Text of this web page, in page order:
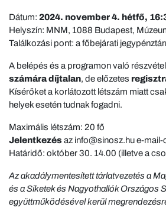
Dátum: 2024. november 4. hétfő,
Helyszín: MNM, 1088 Budapest,
Találkozási pont: a főbejárati
A belépés és a programon való részvétel
számára díjtalan, de előzetes
Kísérőket a korlátozott létszám miatt
helyek esetén tudnak fogadni.
Maximális létszám: 20 fő
Jelentkezésaz info@sinosz.hu e-mail-
Határidő: október 30. 14.00 (illetve a
Az akadálymentesített tárlatvezetés a
és a Siketek és Nagyothallók Országos
együttműködésével kerül